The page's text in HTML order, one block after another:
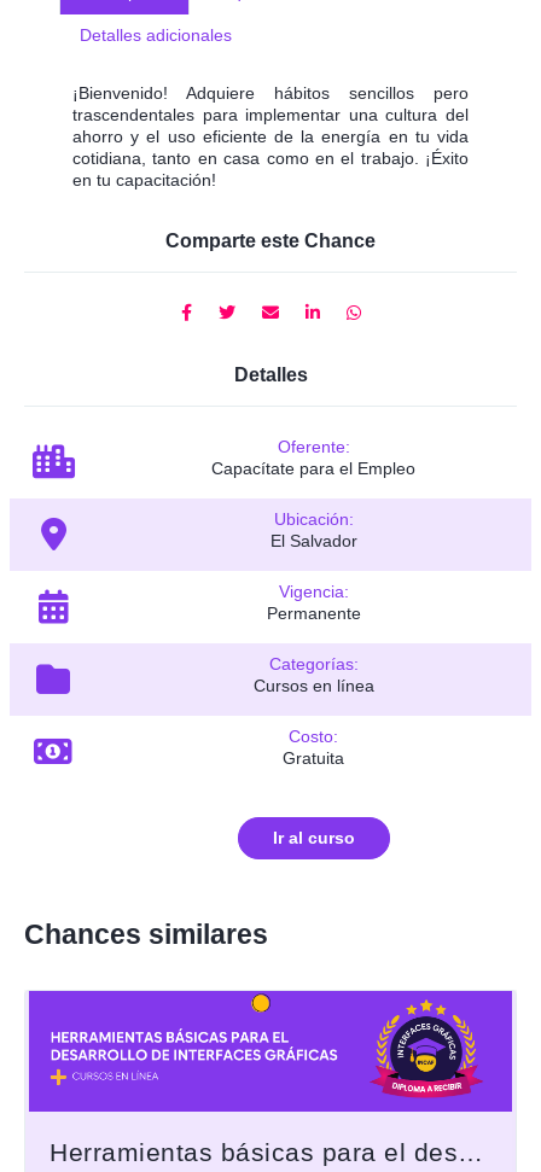
Detalles adicionales
¡Bienvenido! Adquiere hábitos sencillos pero
trascendentales para implementar una cultura del
ahorro y el uso eficiente de la energía en tu vida
cotidiana, tanto en casa como en el trabajo. ¡Éxito
en tu capacitación!
Comparte este Chance
Detalles
Oferente:
Capacítate para el Empleo
Ubicación:
El Salvador
Vigencia:
Permanente
Categorías:
Cursos en línea
Costo:
Gratuita
Ir al curso
Chances similares
Herramientas básicas para el desarrollo de interfaces gráficas